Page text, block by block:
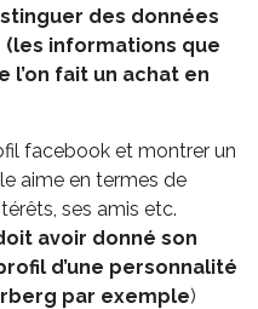
des données
informations que
l’on fait un achat en
facebook et montrer un
aime en termes de
ses amis etc.
avoir donné son
d’une personnalité
par exemple)